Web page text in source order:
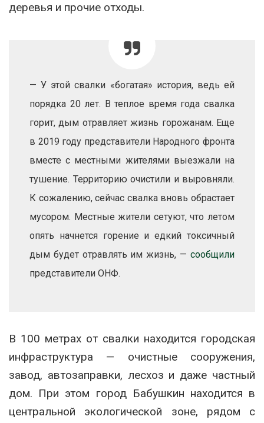
деревья и прочие отходы.
— У этой свалки «богатая» история, ведь ей
порядка 20 лет. В теплое время года свалка
горит, дым отравляет жизнь горожанам. Еще
в 2019 году представители Народного фронта
вместе с местными жителями выезжали на
тушение. Территорию очистили и выровняли.
К сожалению, сейчас свалка вновь обрастает
мусором. Местные жители сетуют, что летом
опять начнется горение и едкий токсичный
дым будет отравлять им жизнь, — сообщили
представители ОНФ.
В 100 метрах от свалки находится городская
инфраструктура — очистные сооружения,
завод, автозаправки, лесхоз и даже частный
дом. При этом город Бабушкин находится в
центральной экологической зоне, рядом с